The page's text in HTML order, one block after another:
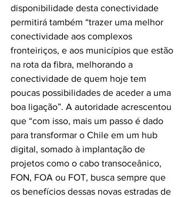
disponibilidade desta conectividade
permitirá também “trazer uma melhor
conectividade aos complexos
fronteiriços, e aos municípios que estão
na rota da fibra, melhorando a
conectividade de quem hoje tem
poucas possibilidades de aceder a uma
boa ligação”. A autoridade acrescentou
que “com isso, mais um passo é dado
para transformar o Chile em um hub
digital, somado à implantação de
projetos como o cabo transoceânico,
FON, FOA ou FOT, busca sempre que
os benefícios dessas novas estradas de